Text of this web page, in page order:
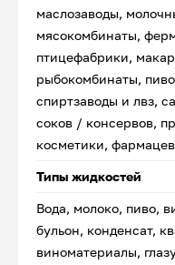
маслозаводы,
мясокомбинаты,
птицефабрики,
рыбокомбинаты,
спиртзаводы и лвз,
соков / консервов,
косметики,
Типы жидкостей
Вода, молоко, пиво,
бульон, конденсат,
виноматериалы,